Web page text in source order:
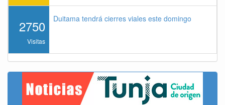
2750
Visitas
Duitama tendrá cierres viales este domingo